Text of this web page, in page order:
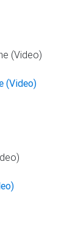
(Video)